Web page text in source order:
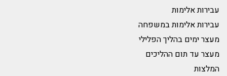
עבירות אלימות
עבירות אלימות במשפחה
מעצר ימים בהליך הפלילי
מעצר עד תום ההליכים
המלצות